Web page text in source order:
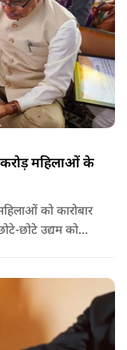
महिलाओं के
को कारोबार
छोटे उद्यम को